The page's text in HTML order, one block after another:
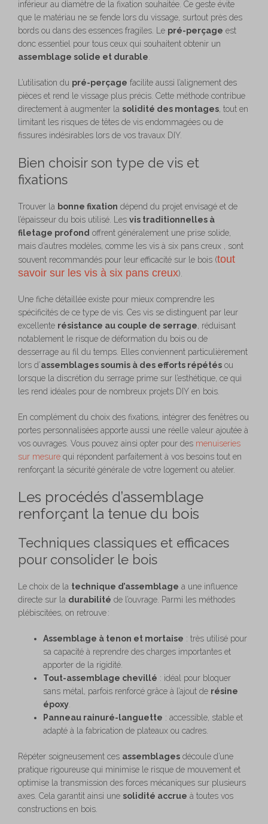
inférieur au diamètre de la fixation souhaitée. Ce geste évite
que le matériau ne se fende lors du vissage, surtout près des
bords ou dans des essences fragiles. Le pré-perçage est
donc essentiel pour tous ceux qui souhaitent obtenir un
assemblage solide et durable
L’utilisation du pré-perçage facilite aussi l’alignement des
pièces et rend le vissage plus précis. Cette méthode contribue
directement à augmenter la solidité des montages , tout en
limitant les risques de têtes de vis endommagées ou de
fissures indésirables lors de vos travaux DIY.
Bien choisir son type de vis et
fixations
Trouver la bonne fixation dépend du projet envisagé et de
l’épaisseur du bois utilisé. Les vis traditionnelles à
filetage profond offrent généralement une prise solide,
mais d’autres modèles, comme les vis à six pans creux , sont
souvent recommandés pour leur efficacité sur le bois (tout
savoir sur les vis à six pans creux).
Une fiche détaillée existe pour mieux comprendre les
spécificités de ce type de vis. Ces vis se distinguent par leur
excellente résistance au couple de serrage , réduisant
notablement le risque de déformation du bois ou de
desserrage au fil du temps. Elles conviennent particulièrement
lors d’assemblages soumis à des efforts répétés ou
lorsque la discrétion du serrage prime sur l’esthétique, ce qui
les rend idéales pour de nombreux projets DIY en bois.
En complément du choix des fixations, intégrer des fenêtres ou
portes personnalisées apporte aussi une réelle valeur ajoutée à
vos ouvrages. Vous pouvez ainsi opter pour des menuiseries
sur mesure qui répondent parfaitement à vos besoins tout en
renforçant la sécurité générale de votre logement ou atelier.
Les procédés d’assemblage
renforçant la tenue du bois
Techniques classiques et efficaces
pour consolider le bois
Le choix de la technique d’assemblage a une influence
directe sur la durabilité de l’ouvrage. Parmi les méthodes
plébiscitées, on retrouve :
Assemblage à tenon et mortaise : très utilisé pour
sa capacité à reprendre des charges importantes et
apporter de la rigidité.
Tout-assemblage chevillé : idéal pour bloquer
sans métal, parfois renforcé grâce à l’ajout de résine
époxy
Panneau rainuré-languette : accessible, stable et
adapté à la fabrication de plateaux ou cadres.
Répéter soigneusement ces assemblages découle d’une
pratique rigoureuse qui minimise le risque de mouvement et
optimise la transmission des forces mécaniques sur plusieurs
axes. Cela garantit ainsi une solidité accrue à toutes vos
constructions en bois.